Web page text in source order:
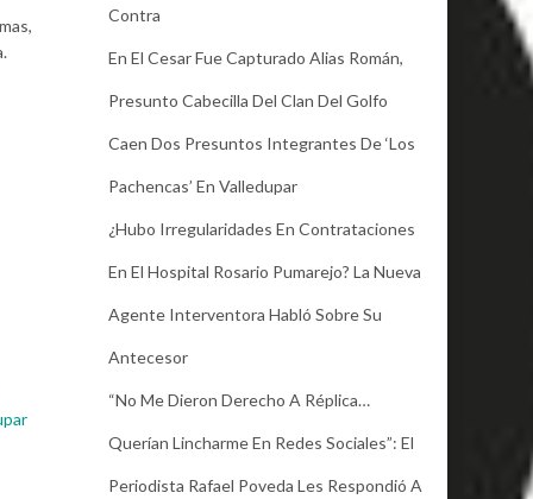
Contra
En El Cesar Fue Capturado Alias Román,
Presunto Cabecilla Del Clan Del Golfo
Caen Dos Presuntos Integrantes De ‘Los
Pachencas’ En Valledupar
¿Hubo Irregularidades En Contrataciones
En El Hospital Rosario Pumarejo? La Nueva
Agente Interventora Habló Sobre Su
Antecesor
“No Me Dieron Derecho A Réplica…
Querían Lincharme En Redes Sociales”: El
Periodista Rafael Poveda Les Respondió A